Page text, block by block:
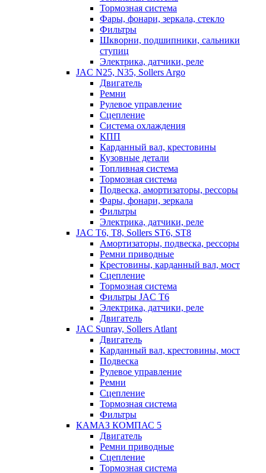
Тормозная система
Фары, фонари, зеркала, стекло
Фильтры
Шкворни, подшипники, сальники
ступиц
Электрика, датчики, реле
JAC N25, N35, Sollers Argo
Двигатель
Ремни
Рулевое управление
Сцепление
Система охлаждения
КПП
Карданный вал, крестовины
Кузовные детали
Топливная система
Тормозная система
Подвеска, амортизаторы, рессоры
Фары, фонари, зеркала
Фильтры
Электрика, датчики, реле
JAC T6, T8, Sollers ST6, ST8
Амортизаторы, подвеска, рессоры
Ремни приводные
Крестовины, карданный вал, мост
Сцепление
Тормозная система
Фильтры JAC T6
Электрика, датчики, реле
Двигатель
JAC Sunray, Sollers Atlant
Двигатель
Карданный вал, крестовины, мост
Подвеска
Рулевое управление
Ремни
Сцепление
Тормозная система
Фильтры
КАМАЗ КОМПАС 5
Двигатель
Ремни приводные
Сцепление
Тормозная система